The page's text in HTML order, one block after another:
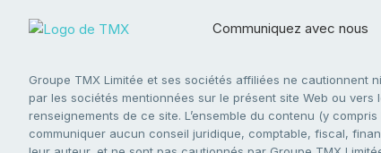
Communiquez avec nous
Groupe TMX Limitée et ses sociétés affiliées ne cautionnent
par les sociétés mentionnées sur le présent site Web ou
renseignements de ce site. L’ensemble du contenu (y
communiquer aucun conseil juridique, comptable, fiscal,